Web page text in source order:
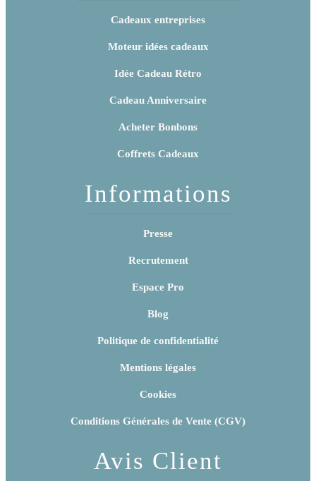
Cadeaux entreprises
Moteur idées cadeaux
Idée Cadeau Rétro
Cadeau Anniversaire
Acheter Bonbons
Coffrets Cadeaux
Informations
Presse
Recrutement
Espace Pro
Blog
Politique de confidentialité
Mentions légales
Cookies
Conditions Générales de Vente (CGV)
Avis Client